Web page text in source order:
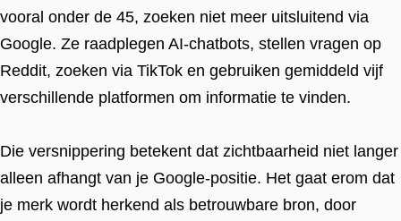
vooral onder de 45, zoeken niet meer uitsluitend via
Google. Ze raadplegen AI-chatbots, stellen vragen op
Reddit, zoeken via TikTok en gebruiken gemiddeld vijf
verschillende platformen om informatie te vinden.
Die versnippering betekent dat zichtbaarheid niet langer
alleen afhangt van je Google-positie. Het gaat erom dat
je merk wordt herkend als betrouwbare bron, door